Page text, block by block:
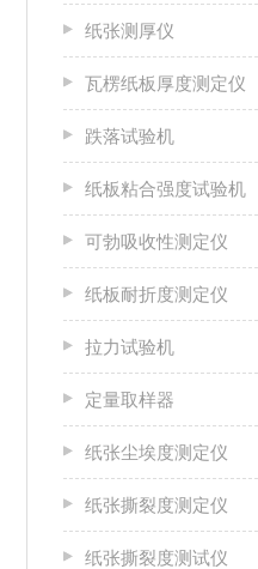
纸张测厚仪
瓦楞纸板厚度测定仪
跌落试验机
纸板粘合强度试验机
可勃吸收性测定仪
纸板耐折度测定仪
拉力试验机
定量取样器
纸张尘埃度测定仪
纸张撕裂度测定仪
纸张撕裂度测试仪